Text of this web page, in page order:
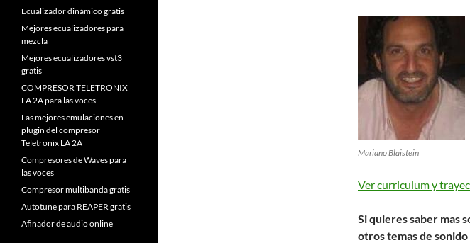
Mariano Blaistein
Ver curriculum y
Si quieres saber mas
otros temas de
Ecualizador dinámico gratis
Mejores ecualizadores para
mezcla
Mejores ecualizadores vst3
gratis
COMPRESOR TELETRONIX
LA 2A para las voces
Las mejores emulaciones en
plugin del compresor
Teletronix LA 2A
Compresores de Waves para
las voces
Compresor multibanda gratis
Autotune para REAPER gratis
Afinador de audio online